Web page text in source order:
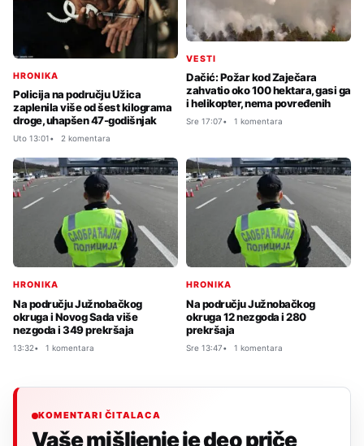
HRONIKA
Policija na području Užica
zaplenila više od šest kilograma
droge, uhapšen 47-godišnjak
Uto 13:01 2 komentara
VESTI
Dačić: Požar kod Zaječara
zahvatio oko 100 hektara, gasi ga
i helikopter, nema povređenih
Sre 17:07 1 komentara
HRONIKA
Na području Južnobačkog
okruga i Novog Sada više
nezgoda i 349 prekršaja
13:32 1 komentara
HRONIKA
Na području Južnobačkog
okruga 12 nezgoda i 280
prekršaja
Sre 13:47 1 komentara
KOMENTARI ČITALACA
Vaše mišljenje je deo priče